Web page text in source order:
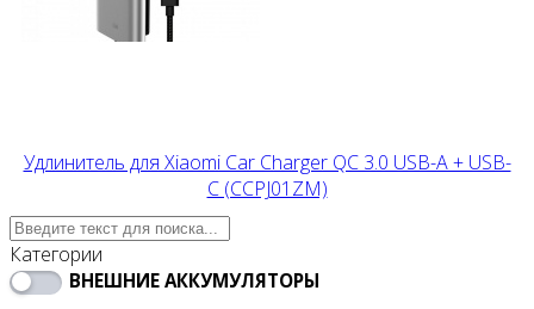
Удлинитель для Xiaomi Car Charger QC 3.0 USB-A + USB-
C (CCPJ01ZM)
Категории
ВНЕШНИЕ АККУМУЛЯТОРЫ